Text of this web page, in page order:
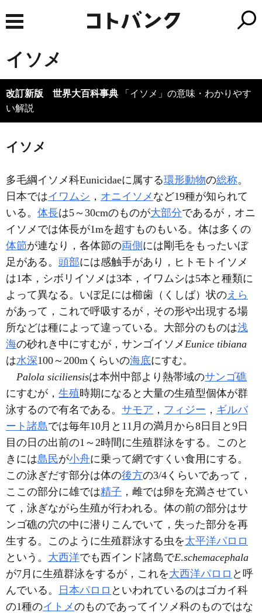
イソメ
改訂新版 世界大百科事典 「イソメ」の意味・わかりやす
い解説
イソメ
多毛綱イソメ科Eunicidaeに属する環形動物の総称。
日本ではイワムシ ， オニイソメ など19種が知られて
いる。 体長は5～30cmのものが大部分であるが，オニ
イソメでは体長が1mを超すものもいる。体は多くの
体節が連なり，各体節の両側 には剛毛をもったいぼ
足がある。 頭部には感触手があり，ヒトモトイソメ
は1本，シボリイソメは3本，イワムシは5本と種類に
よって異なる。いぼ足には櫛歯（くしば）状のえら
があって，これで呼吸するが，その形や出現する場
所などは種によって違っている。大部分のものは浅
海の砂れき中にすむが，サンゴイソメEunice tibiana
は水深100～200mくらいの海底にすむ。
Palola siciliensisは本州中部より熱帯域のサンゴ礁
にすむが， 生殖時期になると大量の生殖型個体が群
泳するので有名である。 サモア ， フィジー ， ギルバ
ート諸島では毎年10月と11月の満月から8日目と9日
目の日の出前の1～2時間に生殖群泳をする。このと
きには島民が小舟に乗って網ですくい食用にする。
この泳ぎだす部分は体の後方の3/4くらいであって，
ここの部分に雄では精子 ，雌では卵を充満させてい
て，泳ぎながら生殖が行われる。体の前の部分はサ
ンゴ礁の穴の中に潜りこんでいて，失った部分を再
生する。このように生殖群泳する虫を太平洋パロロ
という。 大西洋でも西インド諸島でE.schemacephala
が7月に生殖群泳をするが，これを大西洋パロロ と呼
んでいる。
日本パロロ といわれているのはゴカイ科
の1種のイトメのものであってイソメ科のものではな